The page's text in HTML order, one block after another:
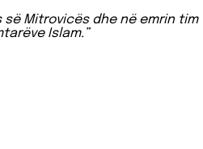
së Mitrovicës dhe në emrin tim
Islam.”